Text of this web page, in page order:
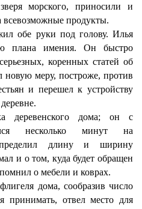
морского, приносили и
всевозможные продукты.
обе руки под голову. Илья
плана имения. Он быстро
коренных статей об
новую меру, построже, против
и перешел к устройству
деревенского дома; он с
несколько минут на
длину и ширину
и о том, куда будет обращен
о мебели и коврах.
дома, сообразив число
принимать, отвел место для